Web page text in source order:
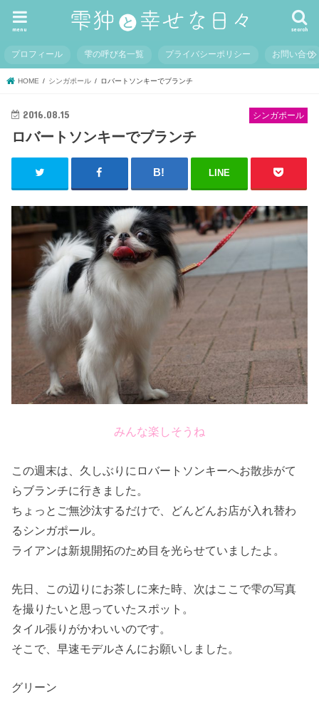
search
menu
プロフィール 雫の呼び名一覧 プライバシーポリシー お問い合せ
HOME シンガポール ロバートソンキーでブランチ
シンガポール
2016.08.15
ロバートソンキーでブランチ
LINE
みんな楽しそうね
この週末は、久しぶりにロバートソンキーへお散歩がて
らブランチに行きました。
ちょっとご無沙汰するだけで、どんどんお店が入れ替わ
るシンガポール。
ライアンは新規開拓のため目を光らせていましたよ。
先日、この辺りにお茶しに来た時、次はここで雫の写真
を撮りたいと思っていたスポット。
タイル張りがかわいいのです。
そこで、早速モデルさんにお願いしました。
グリーン